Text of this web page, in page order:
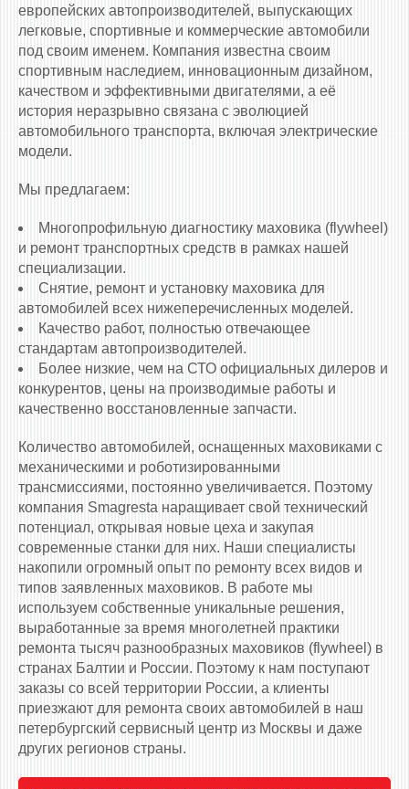
европейских автопроизводителей, выпускающих
легковые, спортивные и коммерческие автомобили
под своим именем. Компания известна своим
спортивным наследием, инновационным дизайном,
качеством и эффективными двигателями, а её
история неразрывно связана с эволюцией
автомобильного транспорта, включая электрические
модели.
Мы предлагаем:
Многопрофильную диагностику маховика (flywheel)
и ремонт транспортных средств в рамках нашей
специализации.
Снятие, ремонт и установку маховика для
автомобилей всех нижеперечисленных моделей.
Качество работ, полностью отвечающее
стандартам автопроизводителей.
Более низкие, чем на СТО официальных дилеров и
конкурентов, цены на производимые работы и
качественно восстановленные запчасти.
Количество автомобилей, оснащенных маховиками c
механическими и роботизированными
трансмиссиями, постоянно увеличивается. Поэтому
компания Smagresta наращивает свой технический
потенциал, открывая новые цеха и закупая
современные станки для них. Наши специалисты
накопили огромный опыт по ремонту всех видов и
типов заявленных маховиков. В работе мы
используем собственные уникальные решения,
выработанные за время многолетней практики
ремонта тысяч разнообразных маховиков (flywheel) в
странах Балтии и России. Поэтому к нам поступают
заказы со всей территории России, а клиенты
приезжают для ремонта своих автомобилей в наш
петербургский сервисный центр из Москвы и даже
других регионов страны.